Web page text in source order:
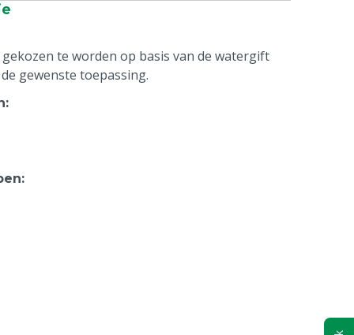
te worden op basis van de watergift
gewenste toepassing.
:
: